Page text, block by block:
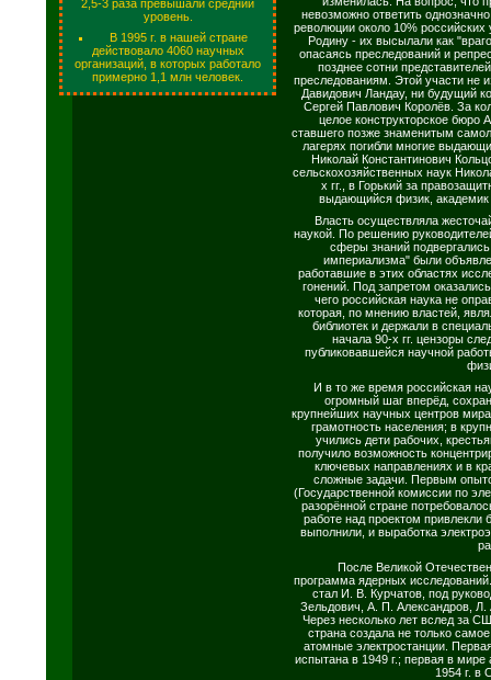
2,5-3 раза превышали средний
уровень.
В 1995 г. в нашей стране
действовало 4060 научных
организаций, в которых работало
примерно 1,1 млн человек.
невозможно ответить
революции около 10%
Родину - их высылали как
опасаясь преследований и
позднее сотни
преследованиям. Этой участи не
Давидович Ландау, ни будущий
Сергей Павлович Королёв. За
целое конструкторское бюро
ставшего позже знаменитым
лагерях погибли многие
Николай Константинович
сельскохозяйственных наук
х гг., в Горький за
выдающийся физик,
Власть осуществляла
наукой. По решению
сферы знаний
империализма" были
работавшие в этих областях
гонений. Под запретом
чего российская наука не
которая, по мнению властей,
библиотек и держали в
начала 90-х гг. цензоры
публиковавшейся научной
И в то же время российская
огромный шаг вперёд,
крупнейших научных центров
грамотность населения; в
учились дети рабочих,
получило возможность
ключевых направлениях и в
сложные задачи. Первым
(Государственной комиссии по
разорённой стране
работе над проектом привлекли
выполнили, и выработка
После Великой
программа ядерных
стал И. В. Курчатов, под
Зельдович, А. П. Александров,
Через несколько лет вслед за
страна создала не только
атомные электростанции.
испытана в 1949 г.; первая в
1954 г. в